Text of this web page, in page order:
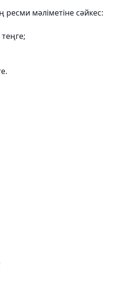
ресми мәліметіне сәйкес: